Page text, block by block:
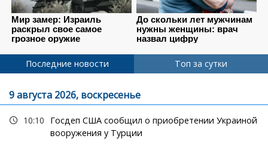
Последние новости Топ за сутки
9 августа 2026, воскресенье
10:10
Госдеп США сообщил о приобретении Украиной
вооружения у Турции